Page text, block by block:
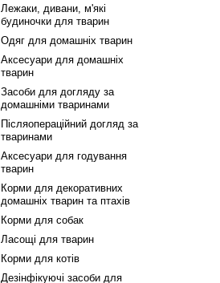
Лежаки, дивани, м'які
будиночки для тварин
Одяг для домашніх тварин
Аксесуари для домашніх
тварин
Засоби для догляду за
домашніми тваринами
Післяопераційний догляд за
тваринами
Аксесуари для годування
тварин
Корми для декоративних
домашніх тварин та птахів
Корми для собак
Ласощі для тварин
Корми для котів
Дезінфікуючі засоби для